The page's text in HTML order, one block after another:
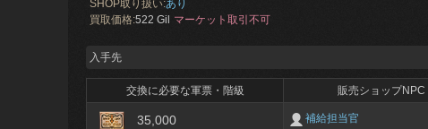
SHOP取り扱い:あり
買取価格:522 Gil マーケット取引不可
入手先
交換に必要な軍票・階級 販売ショップNPC
35,000
補給担当官